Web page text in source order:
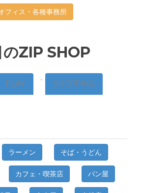
フィス・各種事務所
のZIP SHOP
PLAY SHOPPING
ラーメン そば・うどん
カフェ・喫茶店 パン屋